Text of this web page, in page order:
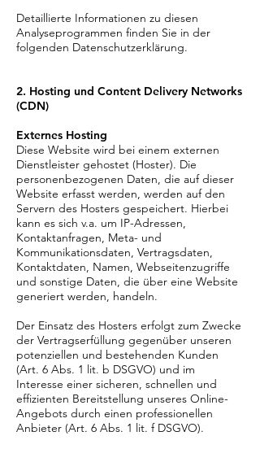
Detaillierte Informationen zu diesen
Analyseprogrammen finden Sie in der
folgenden Datenschutzerklärung.
2. Hosting und Content Delivery Networks
(CDN)
Externes Hosting
Diese Website wird bei einem externen
Dienstleister gehostet (Hoster). Die
personenbezogenen Daten, die auf dieser
Website erfasst werden, werden auf den
Servern des Hosters gespeichert. Hierbei
kann es sich v.a. um IP-Adressen,
Kontaktanfragen, Meta- und
Kommunikationsdaten, Vertragsdaten,
Kontaktdaten, Namen, Webseitenzugriffe
und sonstige Daten, die über eine Website
generiert werden, handeln.
Der Einsatz des Hosters erfolgt zum Zwecke
der Vertragserfüllung gegenüber unseren
potenziellen und bestehenden Kunden
(Art. 6 Abs. 1 lit. b DSGVO) und im
Interesse einer sicheren, schnellen und
effizienten Bereitstellung unseres Online-
Angebots durch einen professionellen
Anbieter (Art. 6 Abs. 1 lit. f DSGVO).